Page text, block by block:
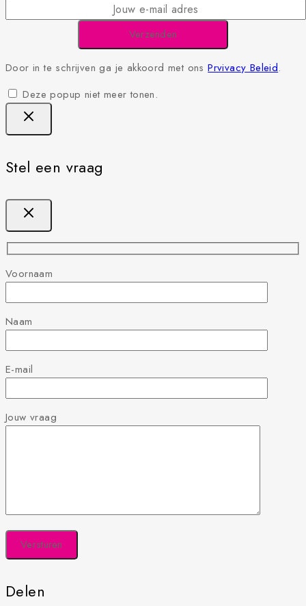
Door in te schrijven ga je akkoord met onsPrvivacy Beleid.
Deze popup niet meer tonen.
Stel een vraag
Voornaam
Naam
E-mail
Jouw vraag
Delen